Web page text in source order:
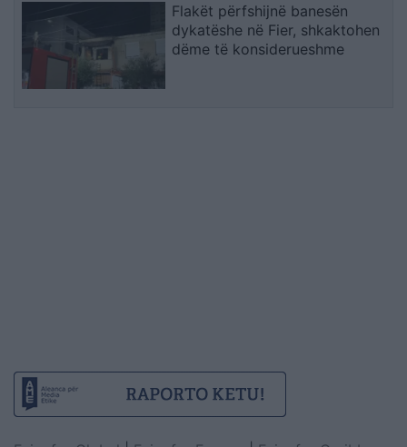
Flakët përfshijnë banesën
dykatëshe në Fier, shkaktohen
dëme të konsiderueshme